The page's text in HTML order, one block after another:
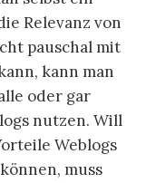
Relevanz von
pauschal mit
kann man
oder gar
nutzen. Will
Weblogs
muss